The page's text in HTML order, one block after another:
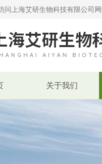
问上海艾研生物科技有限公司网
关于我们